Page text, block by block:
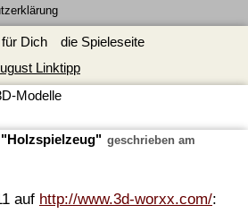
Dich
die Spieleseite
Linktipp
Modelle
"Holzspielzeug" geschrieben am
auf http://www.3d-worxx.com/: